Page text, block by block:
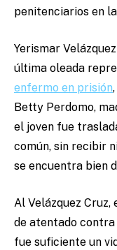
penitenciarios en
Yerismar
última oleada
enfermo en prisión
Betty Perdomo,
el joven fue
común, sin recibir
se encuentra bien
Al Velázquez
de atentado
fue suficiente un